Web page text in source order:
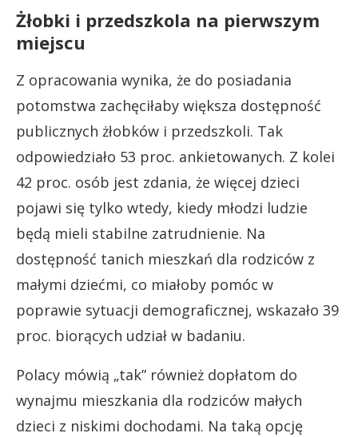
Żłobki i przedszkola na pierwszym
miejscu
Z opracowania wynika, że do posiadania
potomstwa zachęciłaby większa dostępność
publicznych żłobków i przedszkoli. Tak
odpowiedziało 53 proc. ankietowanych. Z kolei
42 proc. osób jest zdania, że więcej dzieci
pojawi się tylko wtedy, kiedy młodzi ludzie
będą mieli stabilne zatrudnienie. Na
dostępność tanich mieszkań dla rodziców z
małymi dziećmi, co miałoby pomóc w
poprawie sytuacji demograficznej, wskazało 39
proc. biorących udział w badaniu.
Polacy mówią „tak” również dopłatom do
wynajmu mieszkania dla rodziców małych
dzieci z niskimi dochodami. Na taką opcję